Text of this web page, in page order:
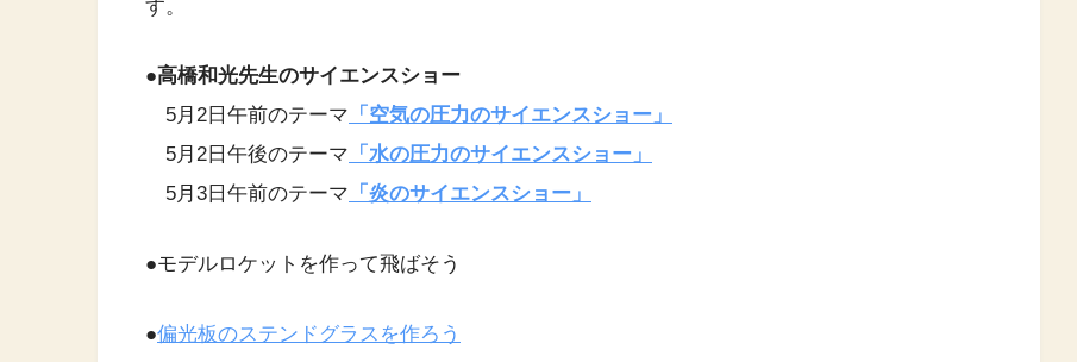
す。
●高橋和光先生のサイエンスショー
5月2日午前のテーマ 「 空気の圧力のサイエンスショー」
5月2日午後のテーマ 「水の圧力のサイエンスショー」
5月3日午前のテーマ 「炎のサイエンスショー」
●モデルロケットを作って飛ばそう
●偏光板のステンドグラスを作ろう